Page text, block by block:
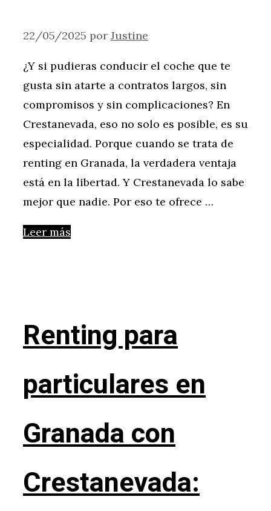
22/05/2025 por Justine
¿Y si pudieras conducir el coche que te
gusta sin atarte a contratos largos, sin
compromisos y sin complicaciones? En
Crestanevada, eso no solo es posible, es su
especialidad. Porque cuando se trata de
renting en Granada, la verdadera ventaja
está en la libertad. Y Crestanevada lo sabe
mejor que nadie. Por eso te ofrece …
Leer más
Renting para
particulares en
Granada con
Crestanevada: